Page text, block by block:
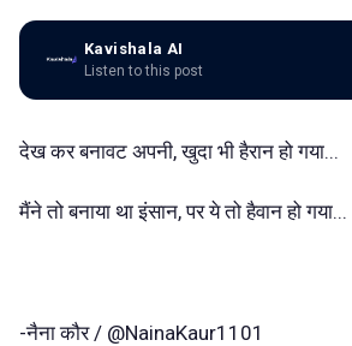
Kavishala AI
Listen to this post
देख कर बनावट अपनी, खुदा भी हैरान हो गया...
मैंने तो बनाया था इंसान, पर ये तो हैवान हो गया...
-नैना कौर / @NainaKaur1101